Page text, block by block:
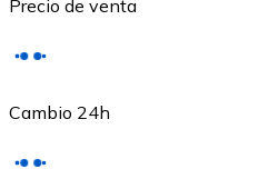
Precio de venta
Cambio 24h